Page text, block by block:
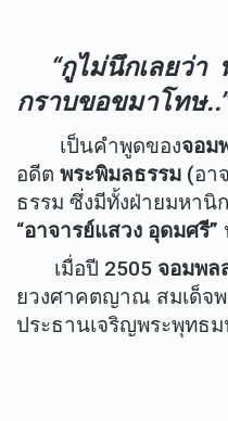
“กูไม่นึกเลยว่า
กราบขอขมาโทษ..”
เป็นคำพูดของจอม
อดีต พระพิมลธรรม (อา
ธรรม ซึ่งมีทั้งฝ่ายมหา
“อาจารย์แสวง อุดมศรี”
เมื่อปี 2505 จอมพล
ยวงศาคตญาณ สมเด็จ
ประธานเจริญพระพุทธ